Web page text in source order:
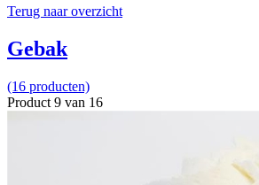
Terug naar overzicht
Gebak
(16 producten)
Product 9 van 16